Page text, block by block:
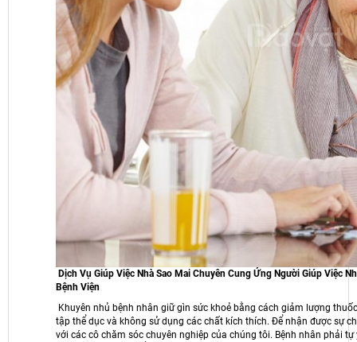
Dịch Vụ Giúp Việc Nhà Sao Mai Chuyên Cung Ứng Người Giúp Việc
Bệnh Viện
Khuyên nhủ bệnh nhân giữ gìn sức khoẻ bằng cách giảm lượng
tập thể dục và không sử dụng các chất kích thích. Để nhận được sự
với các cô chăm sóc chuyên nghiệp của chúng tôi. Bệnh nhân phải